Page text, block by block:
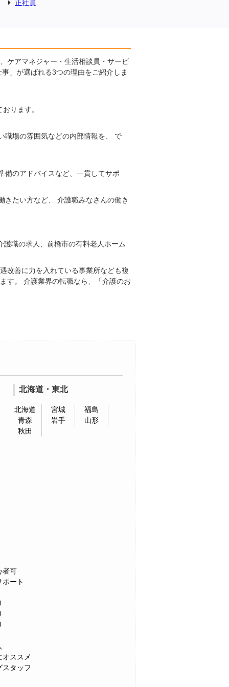
正社員
ケアマネジャー・生活相談員・サービ
」が選ばれる3つの理由をご紹介しま
ります。
職場の雰囲気などの内部情報を、 で
備のアドバイスなど、一貫してサポ
たい方など、 介護職みなさんの働き
職の求人、前橋市の有料老人ホーム
改善に力を入れている事業所なども複
す。 介護業界の転職なら、「介護のお
北海道・東北
北海道 宮城
福島
青森
岩手
山形
秋田
者可
ート
オススメ
スタッフ